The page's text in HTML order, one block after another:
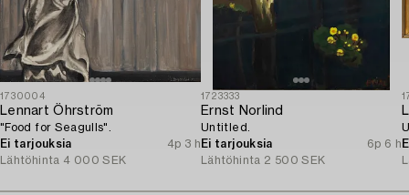
1730004
Lennart Öhrström
"Food for Seagulls".
Ei tarjouksia
4p 3 h
Lähtöhinta 4 000 SEK
1723333
Ernst Norlind
Untitled.
Ei tarjouksia
6p 6 h
Lähtöhinta 2 500 SEK